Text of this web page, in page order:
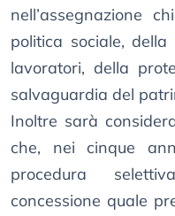
nell’assegnazione
politica sociale,
lavoratori, della
salvaguardia del
Inoltre sarà
che, nei cinque
procedura
concessione quale